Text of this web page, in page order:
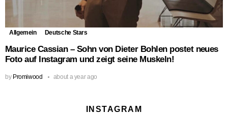
Allgemein Deutsche Stars
Maurice Cassian – Sohn von Dieter Bohlen postet neues
Foto auf Instagram und zeigt seine Muskeln!
by Promiwood about a year ago
INSTAGRAM